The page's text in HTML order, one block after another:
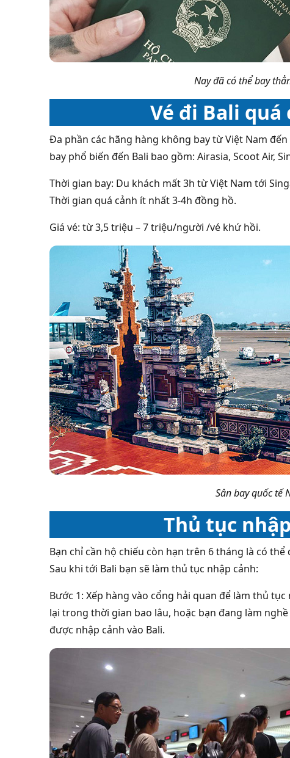
Nay đã có thể bay
Vé đi Bali quá
Đa phần các hãng hàng không bay từ Việt Nam
bay phổ biến đến Bali bao gồm: Airasia, Scoot Air,
Thời gian bay: Du khách mất 3h từ Việt Nam tới
Thời gian quá cảnh ít nhất 3-4h đồng hồ.
Giá vé: từ 3,5 triệu – 7 triệu/người /vé khứ hồi.
Sân bay quốc tế
Thủ tục
Bạn chỉ cần hộ chiếu còn hạn trên 6 tháng là có
Sau khi tới Bali bạn sẽ làm thủ tục nhập cảnh:
Bước 1: Xếp hàng vào cổng hải quan để làm thủ
lại trong thời gian bao lâu, hoặc bạn đang làm
được nhập cảnh vào Bali.